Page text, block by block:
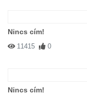
Nincs cím!
11415 0
Nincs cím!